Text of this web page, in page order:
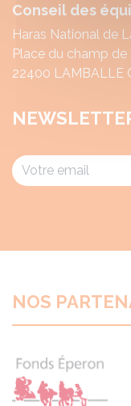
Conseil des
Haras National de
Place du champ de
22400 LAMBALLE
NOS